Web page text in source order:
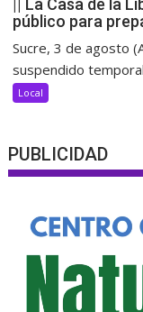
|| La Casa de la
público para
Sucre, 3 de agosto
suspendido
Local
PUBLICIDAD